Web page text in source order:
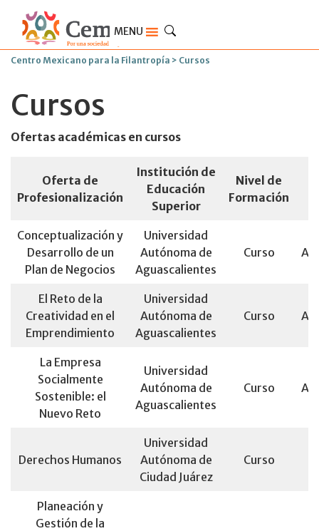
MENU
Centro Mexicano para la Filantropía > Cursos
Cursos
Ofertas académicas en cursos
Oferta de
Profesionalización
Institución de
Educación
Superior
Nivel de
Formación
Conceptualización y
Desarrollo de un
Plan de Negocios
Universidad
Autónoma de
Aguascalientes
Curso
El Reto de la
Creatividad en el
Emprendimiento
Universidad
Autónoma de
Aguascalientes
Curso
La Empresa
Socialmente
Sostenible: el
Nuevo Reto
Universidad
Autónoma de
Aguascalientes
Curso
Derechos Humanos
Universidad
Autónoma de
Ciudad Juárez
Curso
Planeación y
Gestión de la